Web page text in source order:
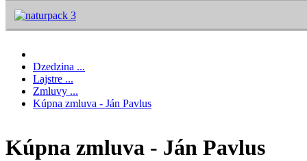
Dzedzina ...
Lajstre ...
Zmluvy ...
Kúpna zmluva - Ján Pavlus
Kúpna zmluva - Ján Pavlus